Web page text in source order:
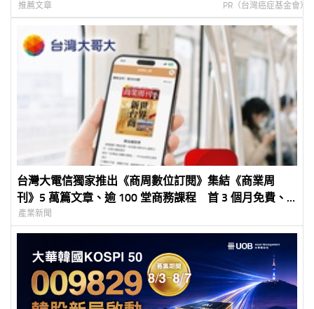
推薦文章 PR（台灣癌症基金會）
台灣大電信獨家推出《商周數位訂閱》集結《商業周
刊》5 萬篇文章、逾 100 堂商務課程 首 3 個月免費、
年約月繳 250 元
產業新聞